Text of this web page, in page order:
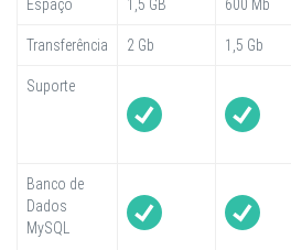
Espaço 1,5 GB 600 Mb
Transferência 2 Gb 1,5 Gb
Suporte
Banco de
Dados
MySQL